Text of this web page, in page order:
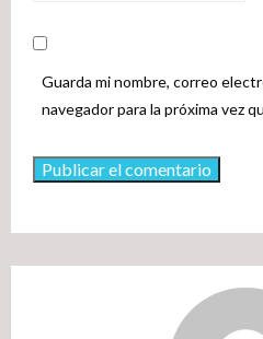
Guarda mi nombre, correo
navegador para la próxima vez